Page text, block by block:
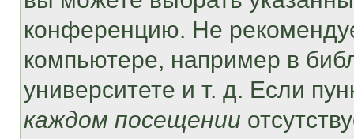
конференцию. Не
компьютере, например в
университете и т. д. Если
каждом посещении